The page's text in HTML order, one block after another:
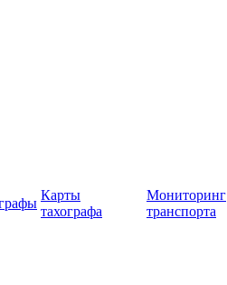
Карты
тахографа
Мониторинг
транспорта